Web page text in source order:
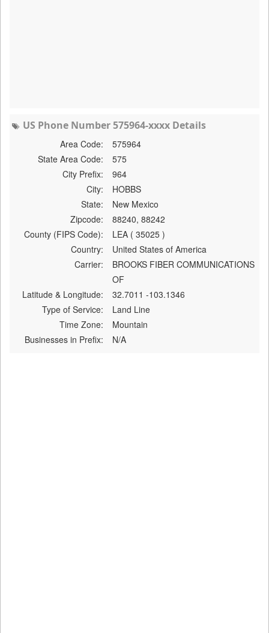
US Phone Number 575964-xxxx Details
Area Code:
575964
State Area Code:
575
City Prefix:
964
City:
HOBBS
State:
New Mexico
Zipcode:
88240, 88242
County (FIPS Code):
LEA ( 35025 )
Country:
United States of America
Carrier:
BROOKS FIBER COMMUNICATIONS
OF
Latitude & Longitude:
32.7011 -103.1346
Type of Service:
Land Line
Time Zone:
Mountain
Businesses in Prefix:
N/A